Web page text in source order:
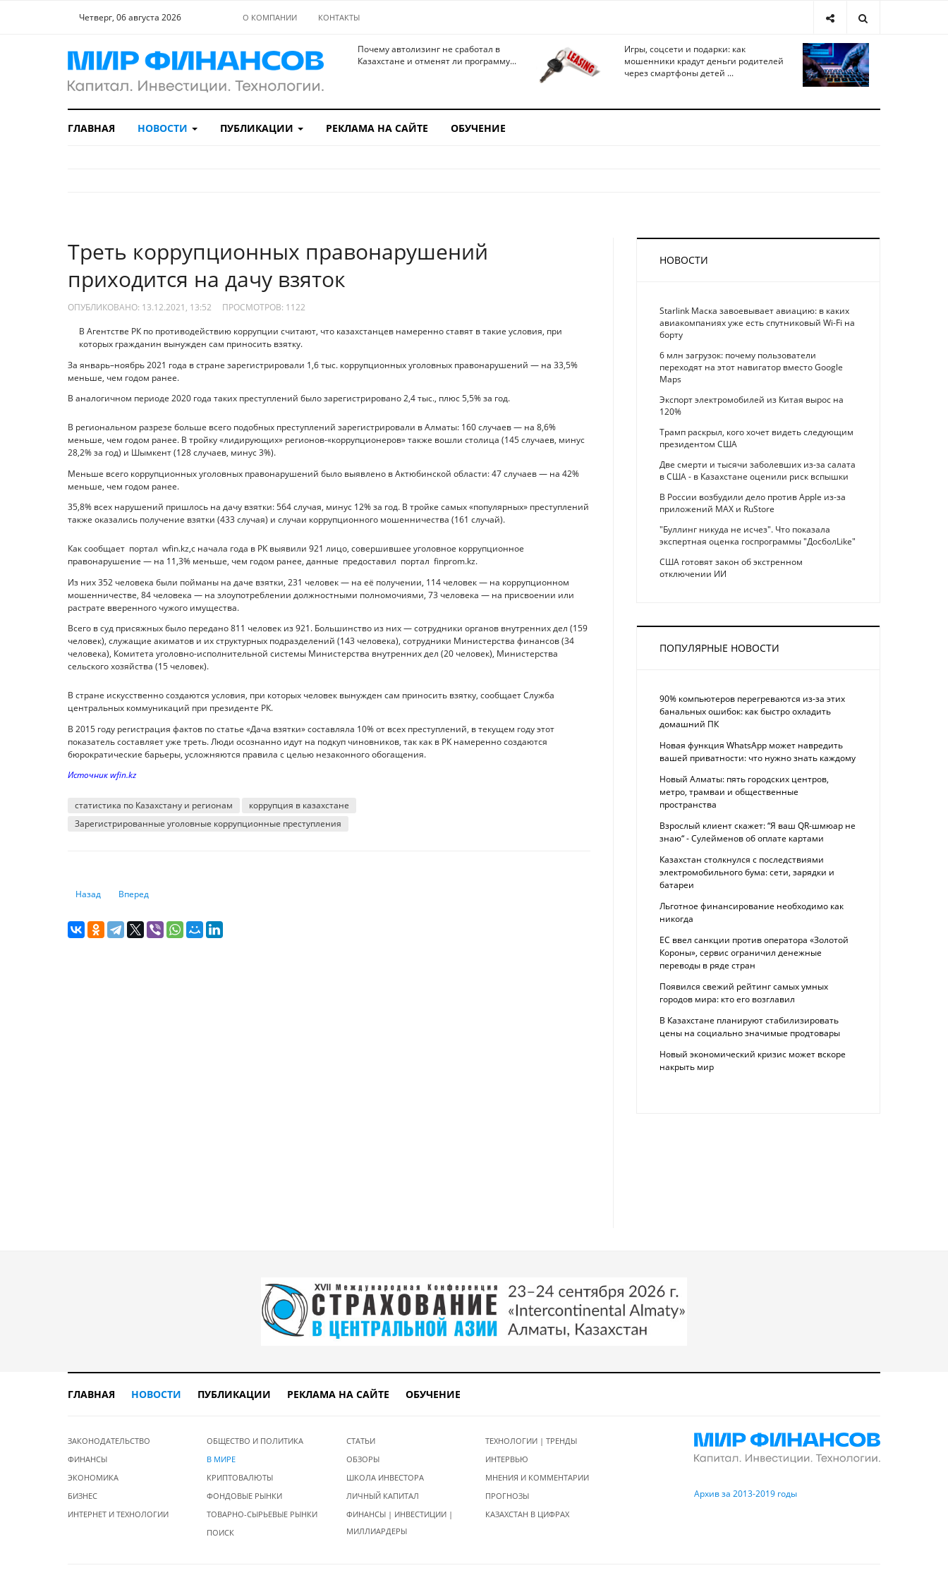
Четверг, 06 августа 2026 О КОМПАНИИ КОНТАКТЫ
Почему автолизинг не сработал в
Казахстане и отменят ли программу...
Игры, соцсети и подарки: как
мошенники крадут деньги родителей
через смартфоны детей ...
ГЛАВНАЯ НОВОСТИ ПУБЛИКАЦИИ РЕКЛАМА НА САЙТЕ ОБУЧЕНИЕ
Треть коррупционных правонарушений
приходится на дачу взяток
ОПУБЛИКОВАНО: 13.12.2021, 13:52 ПРОСМОТРОВ: 1122
В Агентстве РК по противодействию коррупции считают, что казахстанцев намеренно ставят в такие условия, при
которых гражданин вынужден сам приносить взятку.
За январь–ноябрь 2021 года в стране зарегистрировали 1,6 тыс. коррупционных уголовных правонарушений — на 33,5%
меньше, чем годом ранее.
В аналогичном периоде 2020 года таких преступлений было зарегистрировано 2,4 тыс., плюс 5,5% за год.
В региональном разрезе больше всего подобных преступлений зарегистрировали в Алматы: 160 случаев — на 8,6%
меньше, чем годом ранее. В тройку «лидирующих» регионов-«коррупционеров» также вошли столица (145 случаев, минус
28,2% за год) и Шымкент (128 случаев, минус 3%).
Меньше всего коррупционных уголовных правонарушений было выявлено в Актюбинской области: 47 случаев — на 42%
меньше, чем годом ранее.
35,8% всех нарушений пришлось на дачу взятки: 564 случая, минус 12% за год. В тройке самых «популярных» преступлений
также оказались получение взятки (433 случая) и случаи коррупционного мошенничества (161 случай).
Как сообщает портал wfin.kz,с начала года в РК выявили 921 лицо, совершившее уголовное коррупционное
правонарушение — на 11,3% меньше, чем годом ранее, данные предоставил портал finprom.kz.
Из них 352 человека были пойманы на даче взятки, 231 человек — на её получении, 114 человек — на коррупционном
мошенничестве, 84 человека — на злоупотреблении должностными полномочиями, 73 человека — на присвоении или
растрате вверенного чужого имущества.
Всего в суд присяжных было передано 811 человек из 921. Большинство из них — сотрудники органов внутренних дел (159
человек), служащие акиматов и их структурных подразделений (143 человека), сотрудники Министерства финансов (34
человека), Комитета уголовно-исполнительной системы Министерства внутренних дел (20 человек), Министерства
сельского хозяйства (15 человек).
В стране искусственно создаются условия, при которых человек вынужден сам приносить взятку, сообщает Служба
центральных коммуникаций при президенте РК.
В 2015 году регистрация фактов по статье «Дача взятки» составляла 10% от всех преступлений, в текущем году этот
показатель составляет уже треть. Люди осознанно идут на подкуп чиновников, так как в РК намеренно создаются
бюрократические барьеры, усложняются правила с целью незаконного обогащения.
Источник wfin.kz
статистика по Казахстану и регионам
коррупция в казахстане
Зарегистрированные уголовные коррупционные преступления
Предыдущий: Мужчины в Казахстане получают более высокие зарплаты, чем женщины
Назад Следующий: Скорость мобильного интернета в РК выросла на 60%
Вперед
НОВОСТИ
Starlink Маска завоевывает авиацию: в каких
авиакомпаниях уже есть спутниковый Wi-Fi на
борту
6 млн загрузок: почему пользователи
переходят на этот навигатор вместо Google
Maps
Экспорт электромобилей из Китая вырос на
120%
Трамп раскрыл, кого хочет видеть следующим
президентом США
Две смерти и тысячи заболевших из-за салата
в США - в Казахстане оценили риск вспышки
В России возбудили дело против Apple из-за
приложений MAX и RuStore
"Буллинг никуда не исчез". Что показала
экспертная оценка госпрограммы "ДосболLike"
США готовят закон об экстренном
отключении ИИ
ПОПУЛЯРНЫЕ НОВОСТИ
90% компьютеров перегреваются из-за этих
банальных ошибок: как быстро охладить
домашний ПК
Новая функция WhatsApp может навредить
вашей приватности: что нужно знать каждому
Новый Алматы: пять городских центров,
метро, трамваи и общественные
пространства
Взрослый клиент скажет: “Я ваш QR-шмюар не
знаю“ - Сулейменов об оплате картами
Казахстан столкнулся с последствиями
электромобильного бума: сети, зарядки и
батареи
Льготное финансирование необходимо как
никогда
ЕС ввел санкции против оператора «Золотой
Короны», сервис ограничил денежные
переводы в ряде стран
Появился свежий рейтинг самых умных
городов мира: кто его возглавил
В Казахстане планируют стабилизировать
цены на социально значимые продтовары
Новый экономический кризис может вскоре
накрыть мир
ГЛАВНАЯ НОВОСТИ ПУБЛИКАЦИИ РЕКЛАМА НА САЙТЕ ОБУЧЕНИЕ
ЗАКОНОДАТЕЛЬСТВО
ФИНАНСЫ
ЭКОНОМИКА
БИЗНЕС
ИНТЕРНЕТ И ТЕХНОЛОГИИ
ОБЩЕСТВО И ПОЛИТИКА
В МИРЕ
КРИПТОВАЛЮТЫ
ФОНДОВЫЕ РЫНКИ
ТОВАРНО-СЫРЬЕВЫЕ РЫНКИ
ПОИСК
СТАТЬИ
ОБЗОРЫ
ШКОЛА ИНВЕСТОРА
ЛИЧНЫЙ КАПИТАЛ
ФИНАНСЫ | ИНВЕСТИЦИИ |
МИЛЛИАРДЕРЫ
ТЕХНОЛОГИИ | ТРЕНДЫ
ИНТЕРВЬЮ
МНЕНИЯ И КОММЕНТАРИИ
ПРОГНОЗЫ
КАЗАХСТАН В ЦИФРАХ
Архив за 2013-2019 годы